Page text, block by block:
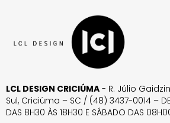
LCL DESIGN CRICIÚMA - R. Júlio
Sul, Criciúma – SC / (48) 3437-0014 – DE
DAS 8H30 ÀS 18H30 E SÁBADO DAS